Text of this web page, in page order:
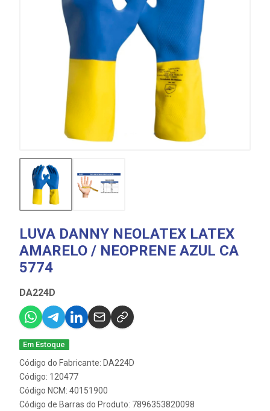
LUVA DANNY NEOLATEX LATEX
AMARELO / NEOPRENE AZUL CA
5774
DA224D
Em Estoque
Código do Fabricante: DA224D
Código: 120477
Código NCM: 40151900
Código de Barras do Produto: 7896353820098